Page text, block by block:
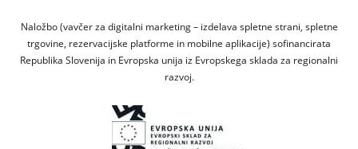
Naložbo (vavčer za digitalni marketing – izdelava spletne strani, spletne
trgovine, rezervacijske platforme in mobilne aplikacije) sofinancirata
Republika Slovenija in Evropska unija iz Evropskega sklada za regionalni
razvoj.